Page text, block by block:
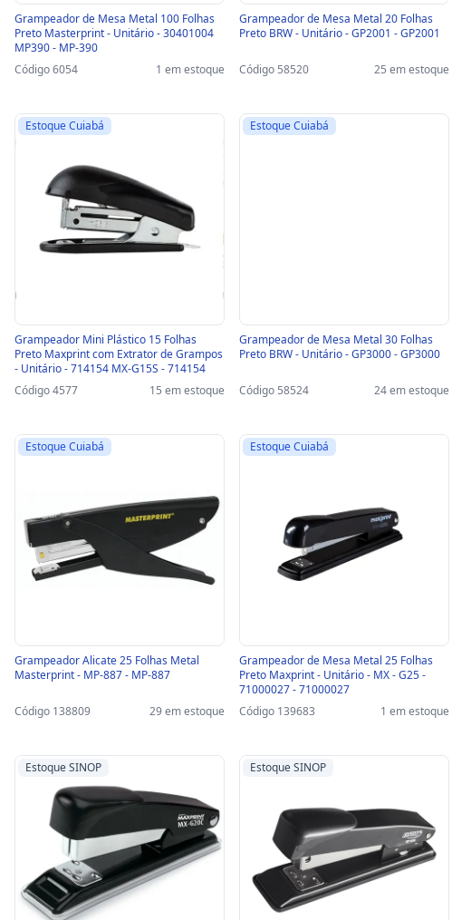
Grampeador de Mesa Metal 100 Folhas
Preto Masterprint - Unitário - 30401004
MP390 - MP-390
Código 6054
1 em estoque
Grampeador de Mesa Metal 20 Folhas
Preto BRW - Unitário - GP2001 - GP2001
Código 58520 25 em estoque
Estoque Cuiabá
Grampeador Mini Plástico 15 Folhas
Preto Maxprint com Extrator de Grampos
- Unitário - 714154 MX-G15S - 714154
Código 4577
15 em estoque
Estoque Cuiabá
Grampeador de Mesa Metal 30 Folhas
Preto BRW - Unitário - GP3000 - GP3000
Código 58524 24 em estoque
Estoque Cuiabá
Grampeador Alicate 25 Folhas Metal
Masterprint - MP-887 - MP-887
Código 138809 29 em estoque
Estoque Cuiabá
Grampeador de Mesa Metal 25 Folhas
Preto Maxprint - Unitário - MX - G25 -
71000027 - 71000027
Código 139683
1 em estoque
Estoque SINOP Estoque SINOP